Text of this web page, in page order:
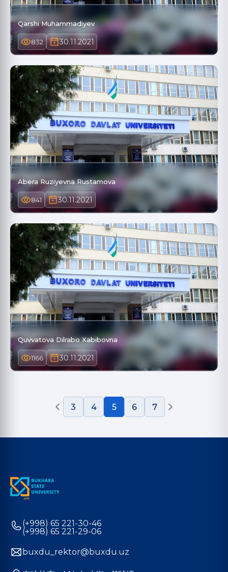
Qarshi Muhammadiyev
832 30.11.2021
Abera Ruziyevna Rustamova
841 30.11.2021
Quvvatova Dilrabo Xabibovna
1166 30.11.2021
3 4 5 6 7
(+998) 65 221-30-46
(+998) 65 221-29-06
buxdu_rektor@buxdu.uz